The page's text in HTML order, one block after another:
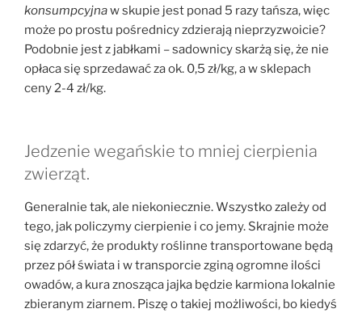
konsumpcyjnaw skupie jest ponad 5 razy tańsza, więc
może po prostu pośrednicy zdzierają nieprzyzwoicie?
Podobnie jest z jabłkami – sadownicy skarżą się, że nie
opłaca się sprzedawać za ok. 0,5 zł/kg, a w sklepach
ceny 2-4 zł/kg.
Jedzenie wegańskie to mniej cierpienia
zwierząt.
Generalnie tak, ale niekoniecznie. Wszystko zależy od
tego, jak policzymy cierpienie i co jemy. Skrajnie może
się zdarzyć, że produkty roślinne transportowane będą
przez pół świata i w transporcie zginą ogromne ilości
owadów, a kura znosząca jajka będzie karmiona lokalnie
zbieranym ziarnem. Piszę o takiej możliwości, bo kiedyś